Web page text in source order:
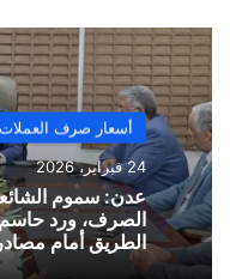
أسعار صرف
24 فبراير، 2026
​عدن: سموم
الصرف، ورد حاسم
الطريق أمام